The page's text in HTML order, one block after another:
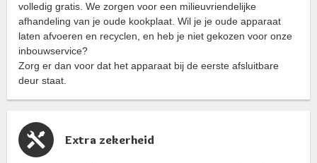
volledig gratis. We zorgen voor een milieuvriendelijke
afhandeling van je oude kookplaat. Wil je je oude apparaat
laten afvoeren en recyclen, en heb je niet gekozen voor onze
inbouwservice?
Zorg er dan voor dat het apparaat bij de eerste afsluitbare
deur staat.
Extra zekerheid